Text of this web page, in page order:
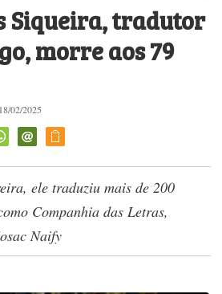
Siqueira, tradutor
morre aos 79
02/2025
ele traduziu mais de 200
Companhia das Letras,
Naify